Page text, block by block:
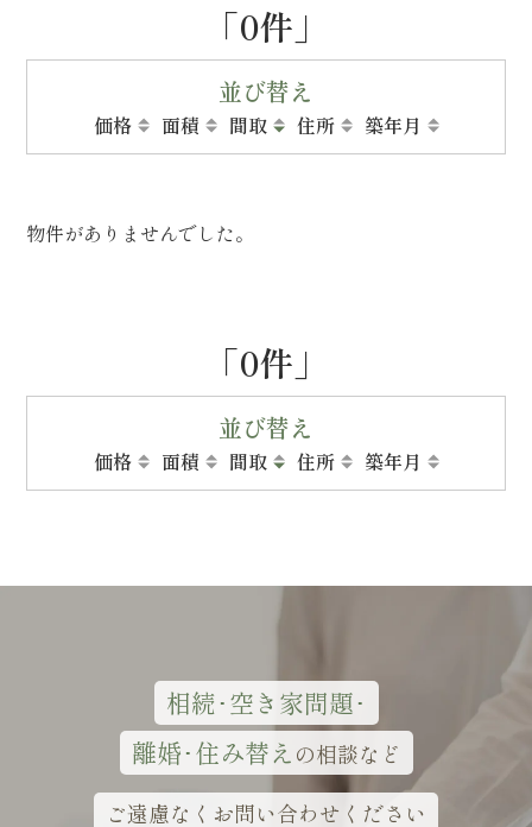
「0件」
並び替え
価格 面積 間取 住所 築年月
物件がありませんでした。
「0件」
並び替え
価格 面積 間取 住所 築年月
相続･空き家問題･
離婚･住み替えの相談など
ご遠慮なくお問い合わせください